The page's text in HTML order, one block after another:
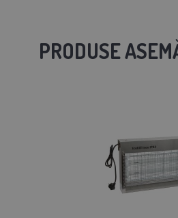
PRODUSE